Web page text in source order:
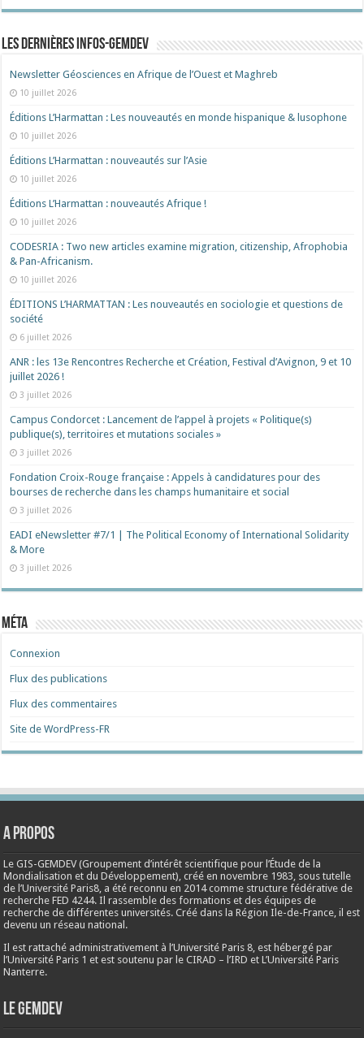
Les dernières Infos-Gemdev
Newsletter Géosciences en Afrique de l’Ouest et Maghreb
10 juillet 2026
Éditions L’Harmattan : Les nouveautés en monde hispanique & lusophone
10 juillet 2026
Éditions L’Harmattan : nouveautés sur l’Asie
10 juillet 2026
Éditions L’Harmattan : nouveautés Afrique !​
10 juillet 2026
CODESRIA : Two new articles examine migration, citizenship, Afrophobia
& Pan-Africanism.
10 juillet 2026
ÉDITIONS L’HARMATTAN : Les nouveautés en sociologie et questions de
société
6 juillet 2026
ANR : les 13e Rencontres Recherche et Création, Festival d’Avignon, 9 et 10
juillet 2026 !
3 juillet 2026
Campus Condorcet : Lancement de l’appel à projets « Politique(s)
publique(s), territoires et mutations sociales »
3 juillet 2026
Fondation Croix-Rouge française : Appels à candidatures pour des
bourses de recherche dans les champs humanitaire et social
3 juillet 2026
EADI eNewsletter #7/1 | The Political Economy of International Solidarity
& More
3 juillet 2026
Méta
Connexion
Flux des publications
Flux des commentaires
Site de WordPress-FR
A propos
Le GIS-GEMDEV (Groupement d’intérêt scientifique pour l’Étude de la
Mondialisation et du Développement), créé ennovembre 1983, sous tutelle
de l’Université Paris8, a été reconnu en 2014 comme structure fédérative de
recherche FED 4244. Il rassemble des formations et des équipes de
recherche de différentes universités. Créé dans la Région Ile-de-France, il est
devenu un réseau national.
Il est rattaché administrativement à l’Université Paris 8, est hébergé par
l’Université Paris 1 et est soutenu par le CIRAD – l’IRD et L’Université Paris
Nanterre.
Le Gemdev